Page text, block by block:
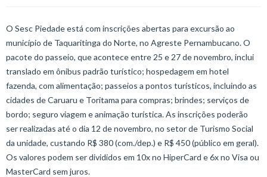
O Sesc Piedade está com inscrições abertas para excursão ao
município de Taquaritinga do Norte, no Agreste Pernambucano. O
pacote do passeio, que acontece entre 25 e 27 de novembro, inclui
translado em ônibus padrão turístico; hospedagem em hotel
fazenda, com alimentação; passeios a pontos turísticos, incluindo as
cidades de Caruaru e Toritama para compras; brindes; serviços de
bordo; seguro viagem e animação turística. As inscrições poderão
ser realizadas até o dia 12 de novembro, no setor de Turismo Social
da unidade, custando R$ 380 (com./dep.) e R$ 450 (público em geral).
Os valores podem ser divididos em 10x no HiperCard e 6x no Visa ou
MasterCard sem juros.